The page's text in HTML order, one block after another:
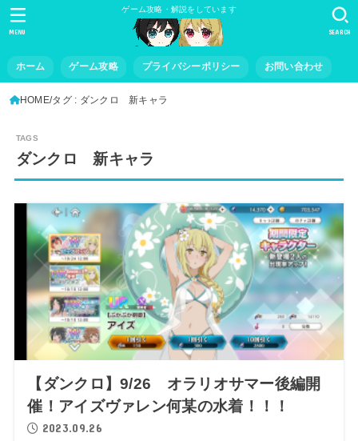
ゲーム攻略・解説をしています
ホーム ゲーム攻略 プライバシーポリシー お問い合わせ
SEARCH
MENU
HOME タグ : ダンクロ 新キャラ
ダンクロ 新キャラ
【ダンクロ】9/26 オラリオサマー後編開
催！アイズヴァレン何某の水着！！！
2023.09.26